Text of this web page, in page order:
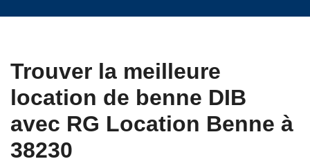
Trouver la meilleure
location de benne DIB
avec RG Location Benne à
38230